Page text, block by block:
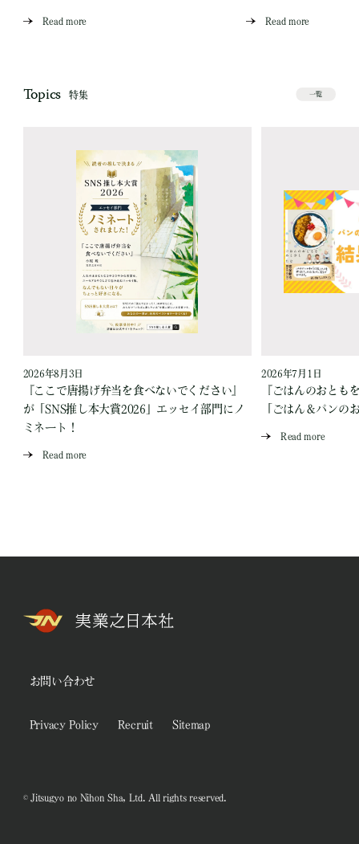
Read more Read more
Topics 特集 一覧
2026年8月3日
『ここで唐揚げ弁当を食べないでください』
が「SNS推し本大賞2026」エッセイ部門にノ
ミネート！
Read more
2026年7月1日
『ごはんのおとも
「ごはん＆パンの
Read more
お問い合わせ
Privacy Policy Recruit Sitemap
© Jitsugyo no Nihon Sha, Ltd. All rights reserved.